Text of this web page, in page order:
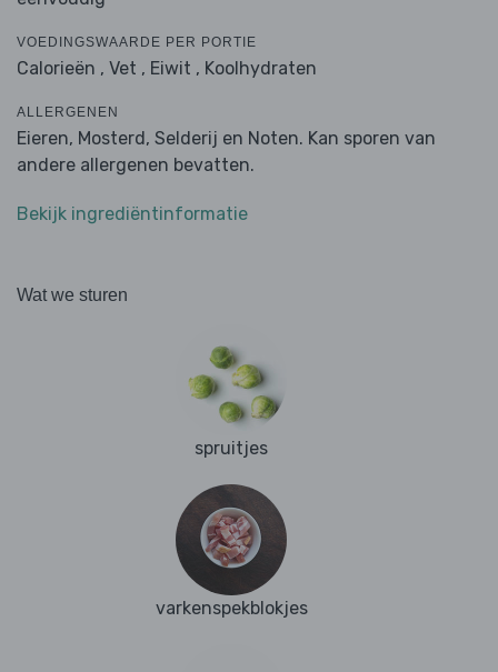
VOEDINGSWAARDE PER PORTIE
Calorieën , Vet , Eiwit , Koolhydraten
ALLERGENEN
Eieren, Mosterd, Selderij en Noten. Kan sporen van
andere allergenen bevatten.
Bekijk ingrediëntinformatie
Wat we sturen
spruitjes
varkenspekblokjes